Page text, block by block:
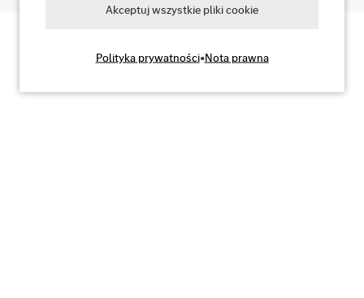
Akceptuj wszystkie pliki cookie
Polityka prywatności•Nota prawna